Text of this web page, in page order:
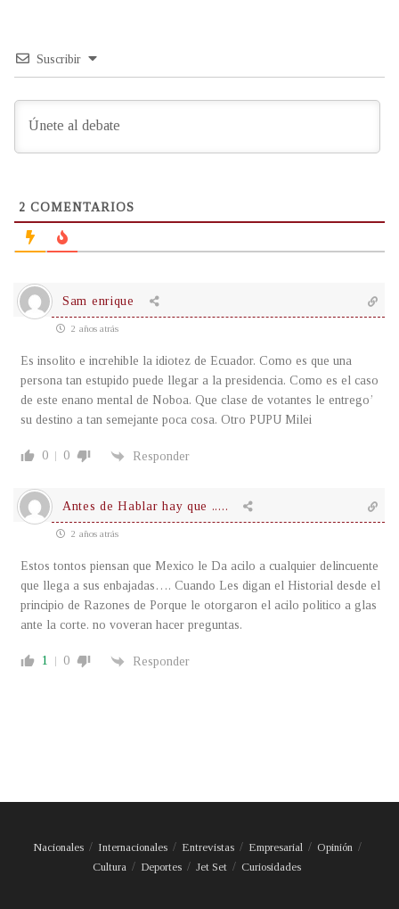
Suscribir
2 COMENTARIOS
Sam enrique
2 años atrás
Es insolito e increhible la idiotez de Ecuador. Como es que una
persona tan estupido puede llegar a la presidencia. Como es el caso
de este enano mental de Noboa. Que clase de votantes le entrego’
su destino a tan semejante poca cosa. Otro PUPU Milei
0 0 Responder
Antes de Hablar hay que .....
2 años atrás
Estos tontos piensan que Mexico le Da acilo a cualquier delincuente
que llega a sus enbajadas…. Cuando Les digan el Historial desde el
principio de Razones de Porque le otorgaron el acilo politico a glas
ante la corte. no voveran hacer preguntas.
1 0 Responder
Nacionales Internacionales Entrevistas Empresarial
Opinión
Cultura
Deportes Jet Set Curiosidades